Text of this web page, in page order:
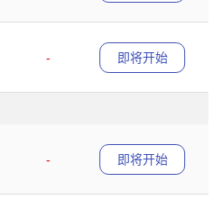
-
即将开始
-
即将开始